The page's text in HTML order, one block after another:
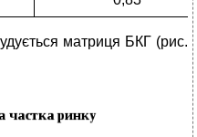
матриця БКГ (рис.